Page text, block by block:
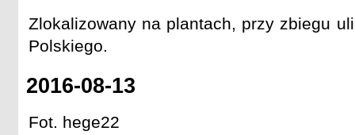
Zlokalizowany na plantach, przy zbiegu
Polskiego.
2016-08-13
Fot. hege22